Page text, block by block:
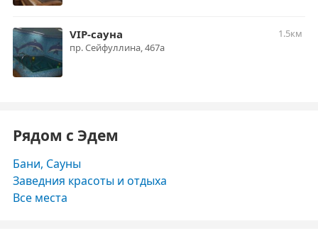
VIP-сауна
1.5км
пр. Сейфуллина, 467а
Рядом с Эдем
Бани, Сауны
Заведния красоты и отдыха
Все места